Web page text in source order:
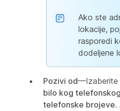
Ako ste
lokacije,
rasporedi
dodeljene
Pozivi od—Izaberite
bilo kog
telefonske brojeve.